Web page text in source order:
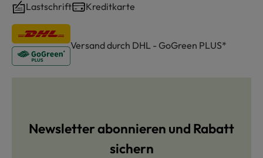
Lastschrift
Kreditkarte
Versand durch DHL - GoGreen PLUS*
Newsletter abonnieren und Rabatt
sichern